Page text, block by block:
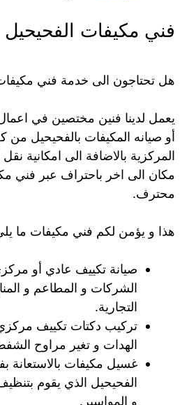
فني مكيفات الفحيحيل
هل تحتاجون الى خدمة فني
يعمل لدينا فنين مختصين في
أو صيانه المكيفات بالفحيحيل من
المركزية بالاضافة الى امكانية
مكان الى اخر باحتراف عبر فني
محترف.
هذا و يؤمن لكم فني مكيفات ما
صيانة تكييف عادي أو
الشركات و المطاعم و
التجارية.
تركيب دكتات تكييف
الهدات و تغير مراوح
غسيل مكيفات بالاستعانة
الفحيحيل الذي يقوم
و المواسير.